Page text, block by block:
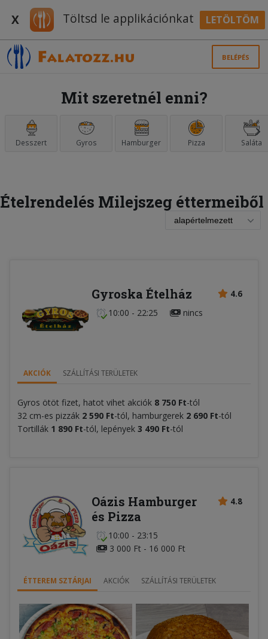
X Töltsd le applikációnkat LETÖLTÖM
BELÉPÉS
Mit szeretnél enni?
Desszert Gyros Hamburger Pizza Saláta
Ételrendelés Milejszeg éttermeiből
4.6
Gyroska Ételház
10:00 - 22:25 nincs
AKCIÓK SZÁLLÍTÁSI TERÜLETEK
Gyros ötöt fizet, hatot vihet akciók 8 750 Ft-tól
32 cm-es pizzák 2 590 Ft-tól, hamburgerek 2 690 Ft-tól
Tortillák 1 890 Ft-tól, lepények 3 490 Ft-tól
4.8
Oázis Hamburger
és Pizza
10:00 - 23:15
3 000 Ft - 16 000 Ft
ÉTTEREM SZTÁRJAI AKCIÓK SZÁLLÍTÁSI TERÜLETEK